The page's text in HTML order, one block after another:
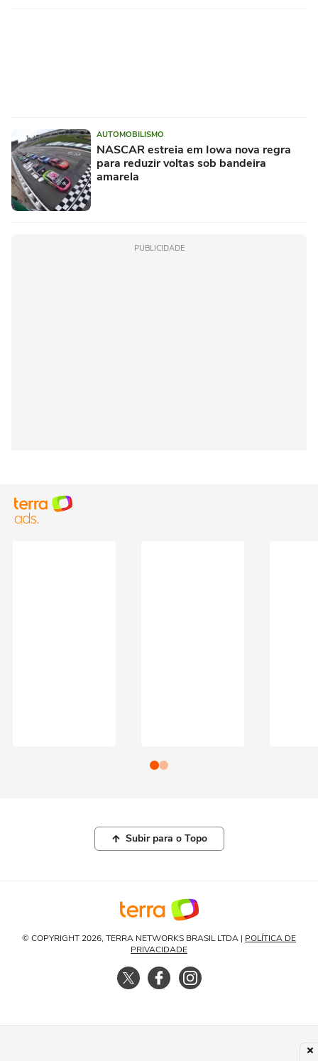
AUTOMOBILISMO
NASCAR estreia em Iowa nova regra
para reduzir voltas sob bandeira
amarela
PUBLICIDADE
Subir para o Topo
© COPYRIGHT 2026, TERRA NETWORKS BRASIL LTDA | POLÍTICA DE
PRIVACIDADE